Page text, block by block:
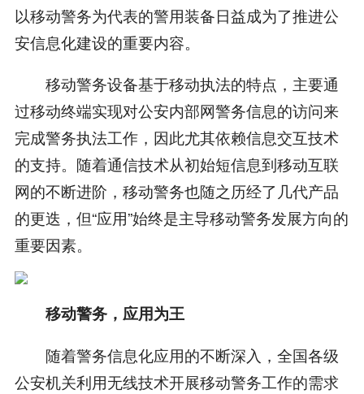
以移动警务为代表的警用装备日益成为了推进公
安信息化建设的重要内容。
移动警务设备基于移动执法的特点，主要通
过移动终端实现对公安内部网警务信息的访问来
完成警务执法工作，因此尤其依赖信息交互技术
的支持。随着通信技术从初始短信息到移动互联
网的不断进阶，移动警务也随之历经了几代产品
的更迭，但“应用”始终是主导移动警务发展方向的
重要因素。
移动警务，应用为王
随着警务信息化应用的不断深入，全国各级
公安机关利用无线技术开展移动警务工作的需求